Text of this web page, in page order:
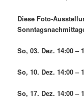
Diese Foto-
So, 03. Dez. 14:00 –
So, 10. Dez. 14:00 –
So, 17. Dez. 14:00 –